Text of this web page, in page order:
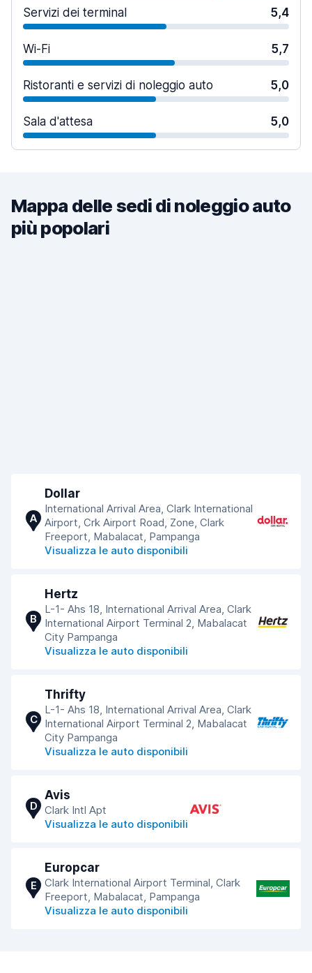
Servizi dei terminal 5,4
Wi-Fi 5,7
Ristoranti e servizi di noleggio auto 5,0
Sala d'attesa 5,0
Mappa delle sedi di noleggio auto
più popolari
A
Dollar
International Arrival Area, Clark International
Airport, Crk Airport Road, Zone, Clark
Freeport, Mabalacat, Pampanga
Visualizza le auto disponibili
B
Hertz
L-1- Ahs 18, International Arrival Area, Clark
International Airport Terminal 2, Mabalacat
City Pampanga
Visualizza le auto disponibili
C
Thrifty
L-1- Ahs 18, International Arrival Area, Clark
International Airport Terminal 2, Mabalacat
City Pampanga
Visualizza le auto disponibili
D
Avis
Clark Intl Apt
Visualizza le auto disponibili
E
Europcar
Clark International Airport Terminal, Clark
Freeport, Mabalacat, Pampanga
Visualizza le auto disponibili